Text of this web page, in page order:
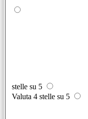
stelle su 5
Valuta 4 stelle su 5